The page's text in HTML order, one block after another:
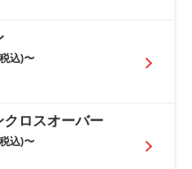
込)〜
クロスオーバー
込)〜